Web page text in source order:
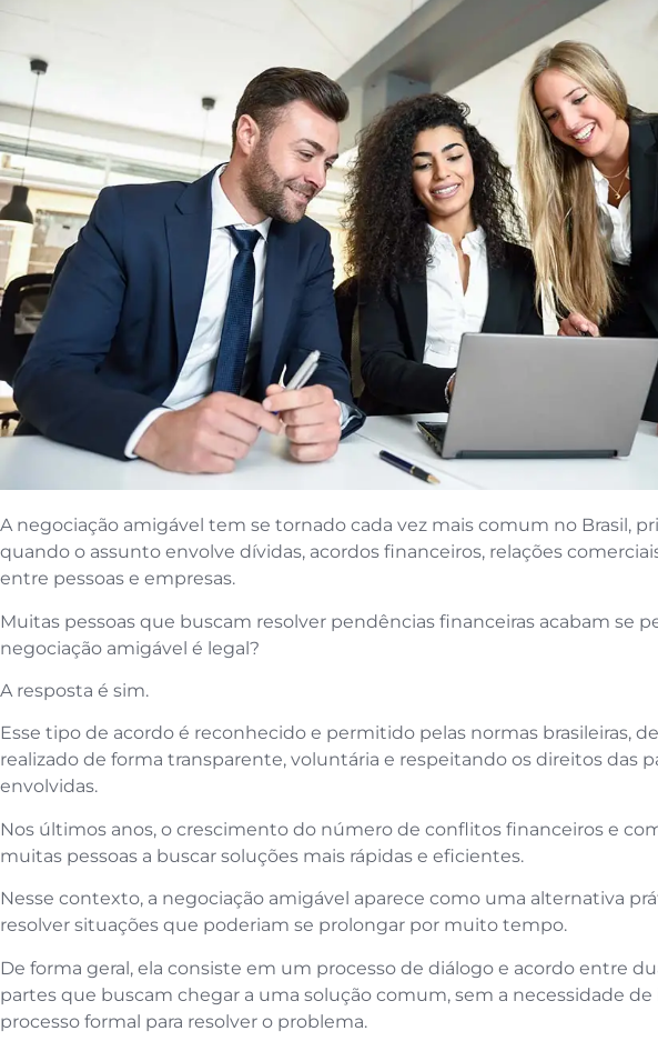
A negociação amigável tem se tornado cada vez mais comum no Brasil,
quando o assunto envolve dívidas, acordos financeiros, relações
entre pessoas e empresas.
Muitas pessoas que buscam resolver pendências financeiras acabam se
negociação amigável é legal?
A resposta é sim.
Esse tipo de acordo é reconhecido e permitido pelas normas brasileiras,
realizado de forma transparente, voluntária e respeitando os direitos das
envolvidas.
Nos últimos anos, o crescimento do número de conflitos financeiros e
muitas pessoas a buscar soluções mais rápidas e eficientes.
Nesse contexto, a negociação amigável aparece como uma alternativa
resolver situações que poderiam se prolongar por muito tempo.
De forma geral, ela consiste em um processo de diálogo e acordo entre
partes que buscam chegar a uma solução comum, sem a necessidade
processo formal para resolver o problema.